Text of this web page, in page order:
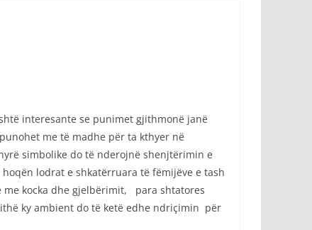
interesante se punimet gjithmonë janë
me të madhe për ta kthyer në
simbolike do të nderojnë shenjtërimin e
lodrat e shkatërruara të fëmijëve e tash
me kocka dhe gjelbërimit, para shtatores
ky ambient do të ketë edhe ndriçimin për